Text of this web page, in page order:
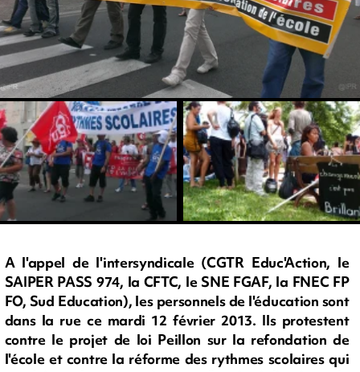
A l'appel de l'intersyndicale (CGTR Educ'Action, le
SAIPER PASS 974, la CFTC, le SNE FGAF, la FNEC FP
FO, Sud Education), les personnels de l'éducation sont
dans la rue ce mardi 12 février 2013. Ils protestent
contre le projet de loi Peillon sur la refondation de
l'école et contre la réforme des rythmes scolaires qui